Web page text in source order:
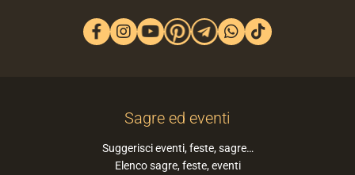
Sagre ed eventi
Suggerisci eventi, feste, sagre…
Elenco sagre, feste, eventi